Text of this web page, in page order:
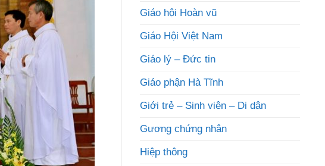
Giáo hội Hoàn vũ
Giáo Hội Việt Nam
Giáo lý – Đức tin
Giáo phận Hà Tĩnh
Giới trẻ – Sinh viên – Di dân
Gương chứng nhân
Hiệp thông